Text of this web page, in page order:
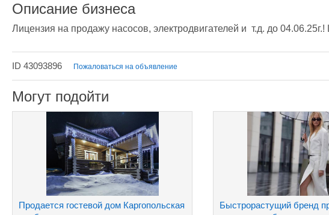
Описание бизнеса
Лицензия на продажу насосов, электродвигателей и  т.д. до
ID 43093896 Пожаловаться на объявление
Могут подойти
Продается гостевой дом Каргопольская
Быстрорастущий бренд